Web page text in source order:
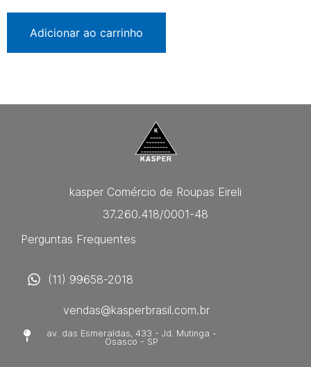
Adicionar ao carrinho
kasper Comércio de Roupas Eireli
37.260.418/0001-48
Perguntas Frequentes
(11) 99658-2018
vendas@kasperbrasil.com.br
av. das Esmeraldas, 433 - Jd. Mutinga -
Osasco - SP